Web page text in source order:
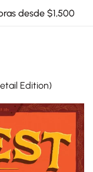
desde $1,500
Edition)